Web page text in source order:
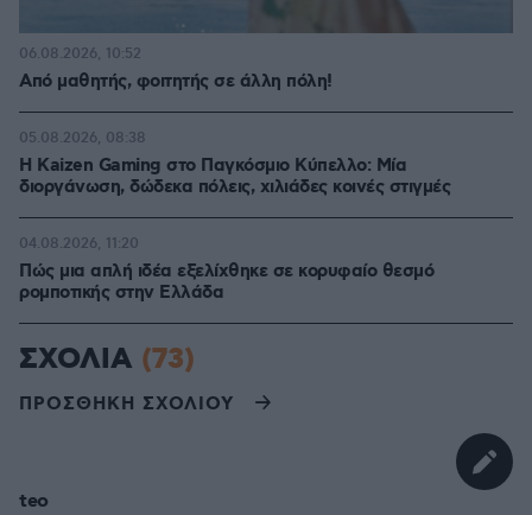
Από μαθητής, φοιτητής σε άλλη πόλη!
06.08.2026, 10:52
H Kaizen Gaming στο Παγκόσμιο Kύπελλο: Μία
διοργάνωση, δώδεκα πόλεις, χιλιάδες κοινές στιγμές
05.08.2026, 08:38
Πώς μια απλή ιδέα εξελίχθηκε σε κορυφαίο θεσμό
ρομποτικής στην Ελλάδα
04.08.2026, 11:20
ΣΧΟΛΙΑ (73)
ΠΡΟΣΘΗΚΗ ΣΧΟΛΙΟΥ
teo